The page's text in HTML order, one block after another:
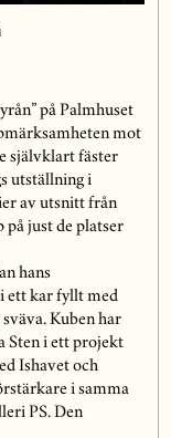
på Palmhuset
mot
självklart fäster
utställning i
av utsnitt från
på just de platser
hans
ett kar fyllt med
Kuben har
Sten i ett projekt
Ishavet och
i samma
PS. Den